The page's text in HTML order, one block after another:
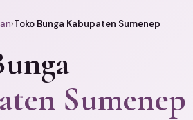
›Toko Bunga Kabupaten Sumenep
Sumenep